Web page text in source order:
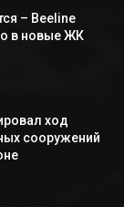
– Beeline
в новые ЖК
ход
сооружений